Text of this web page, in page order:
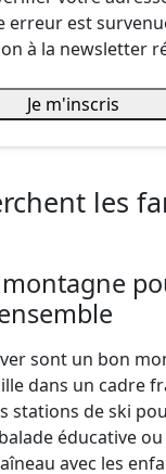
erreur est
à la newsletter
Je m'inscris
les
sont un bon
dans un cadre
stations de ski
éducative
avec les